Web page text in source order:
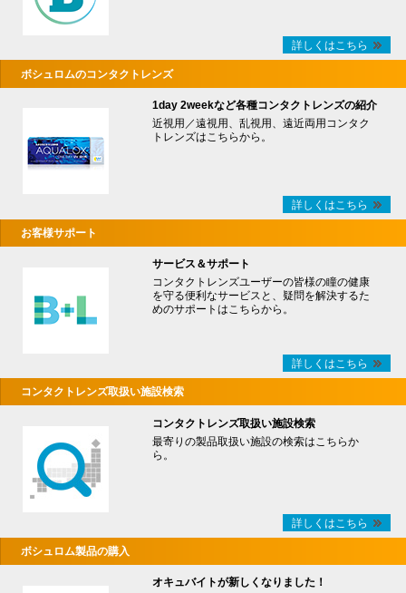
詳しくはこちら
ボシュロムのコンタクトレンズ
1day 2weekなど各種コンタクトレンズの紹介
近視用／遠視用、乱視用、遠近両用コンタク
トレンズはこちらから。
詳しくはこちら
お客様サポート
サービス＆サポート
コンタクトレンズユーザーの皆様の瞳の健康
を守る便利なサービスと、疑問を解決するた
めのサポートはこちらから。
詳しくはこちら
コンタクトレンズ取扱い施設検索
コンタクトレンズ取扱い施設検索
最寄りの製品取扱い施設の検索はこちらか
ら。
詳しくはこちら
ボシュロム製品の購入
オキュバイトが新しくなりました！